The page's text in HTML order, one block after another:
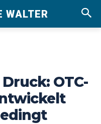
WALTER
OTC-